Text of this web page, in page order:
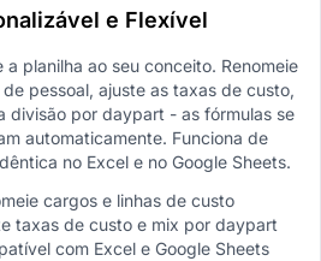
e Flexível
a planilha ao seu conceito. Renomeie
pessoal, ajuste as taxas de custo,
divisão por daypart - as fórmulas se
automaticamente. Funciona de
no Excel e no Google Sheets.
cargos e linhas de custo
taxas de custo e mix por daypart
com Excel e Google Sheets